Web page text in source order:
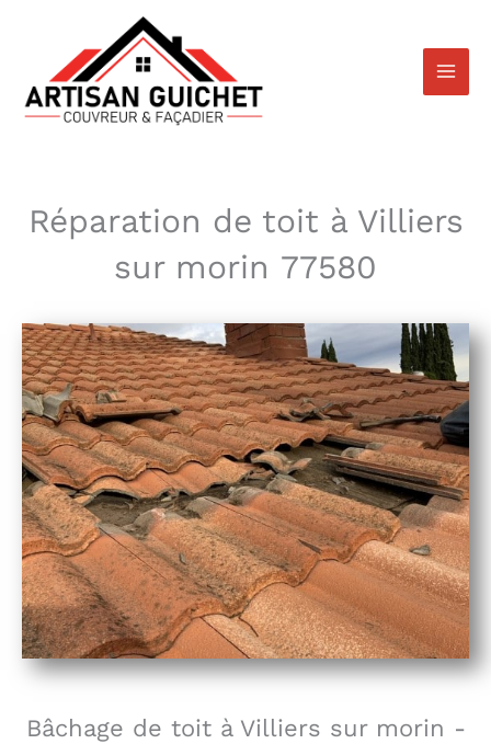
contenu
Réparation de toit à Villiers
sur morin 77580
Bâchage de toit à Villiers sur morin -